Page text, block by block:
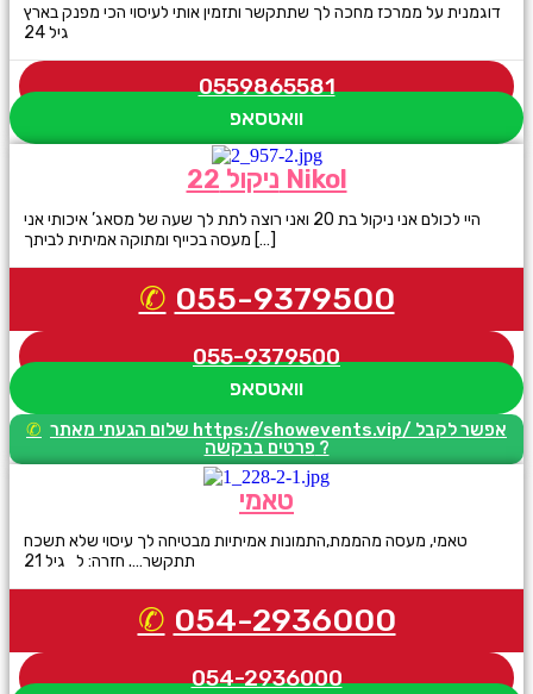
דוגמנית על ממרכז מחכה לך שתתקשר ותזמין אותי לעיסוי הכי מפנק בארץ
גיל 24
0559865581
וואטסאפ
ניקול 22 Nikol
היי לכולם אני ניקול בת 20 ואני רוצה לתת לך שעה של מסאג’ איכותי אני
מעסה בכייף ומתוקה אמיתית לביתך […]
055-9379500
055-9379500
וואטסאפ
שלום הגעתי מאתר https://showevents.vip/ אפשר לקבל
פרטים בבקשה ?
טאמי
טאמי, מעסה מהממת,התמונות אמיתיות מבטיחה לך עיסוי שלא תשכח
054-2936000
054-2936000